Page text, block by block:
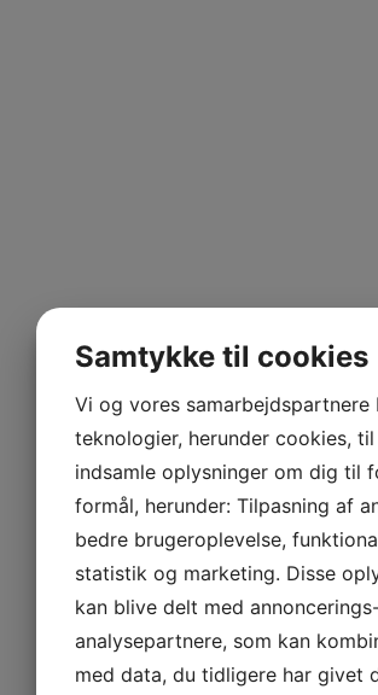
Samtykke til cookies
Vi og vores samarbejdspartnere
teknologier, herunder cookies,
indsamle oplysninger om dig til
formål, herunder: Tilpasning af
bedre brugeroplevelse,
statistik og marketing. Disse
kan blive delt med
analysepartnere, som kan
med data, du tidligere har givet